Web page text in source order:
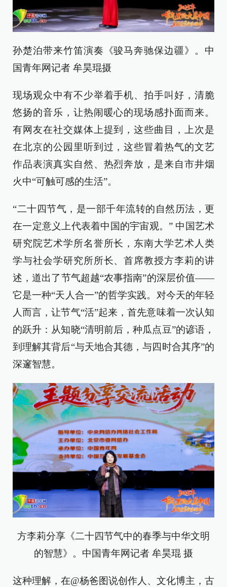
孙楚泊带来竹笛演奏《骏马奔驰保边疆》。中
国青年网记者 牟昊琨摄
现场观众中有不少举着手机、拍手叫好，清脆
悠扬的音乐，让热闹暖心的现场感扑面而来。
有网友在社交媒体上提到，这些曲目，上次是
在北京的公园里听到过，这些冒着热气的文艺
作品表演真实自然、热烈奔放，是来自市井烟
火中“可触可感的生活”。
“二十四节气，是一部千年流转的自然历法，更
在一定意义上代表着中国的宇宙观。” 中国艺术
研究院艺术学所名誉所长，东南大学艺术人类
学与社会学研究所所长、首席教授方李莉的讲
述，道出了节气超越“农事指南”的深层价值——
它是一种“天人合一”的哲学实践。对今天的年轻
人而言，让节气“活”起来，首先意味着一次认知
的跃升：从知晓“清明前后，种瓜点豆”的谚语，
到理解其背后“与天地合其德，与四时合其序”的
深邃智慧。
方李莉分享《二十四节气中的春季与中华文明
的智慧》。中国青年网记者 牟昊琨 摄
这种理解，在@杨爸图说创作人、文化博主，古